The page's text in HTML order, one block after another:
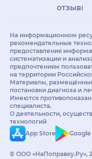
отзывы
На информационном
рекомендательные
предоставления
систематизации и
предпочтениям
на территории
Материалы,
постановки диагноза и
Имеются
специалиста.
О деятельности,
технологий
App Store
Google
© ООО «НаПоправку.Ру»,